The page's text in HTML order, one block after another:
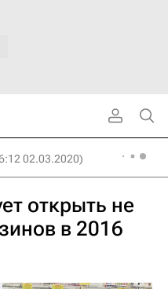
02.03.2020)
открыть не
в 2016